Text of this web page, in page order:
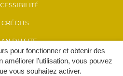
pour fonctionner et obtenir des
améliorer l'utilisation, vous pouvez
vous souhaitez activer.
CRÉDITS
DU SITE
LÉGALES